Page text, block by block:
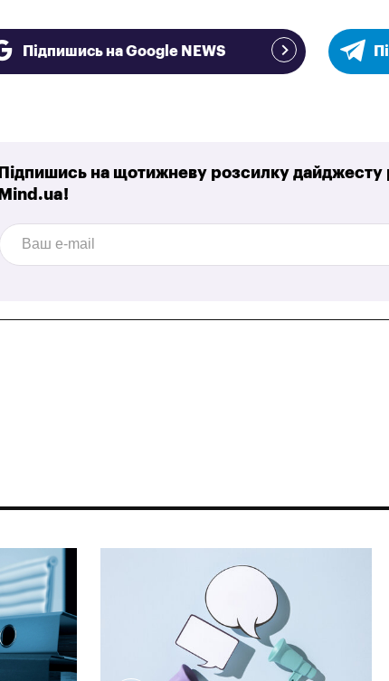
Підпишись на Google NEWS
Підпишись на щотижневу розсилку дайджесту
Mind.ua!